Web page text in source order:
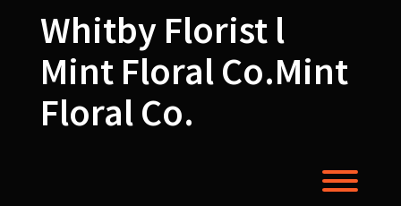
Whitby Florist l
Mint Floral Co.Mint
Floral Co.